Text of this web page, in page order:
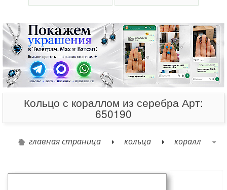
Кольцо с кораллом из серебра Арт:
650190
главная страница кольца коралл